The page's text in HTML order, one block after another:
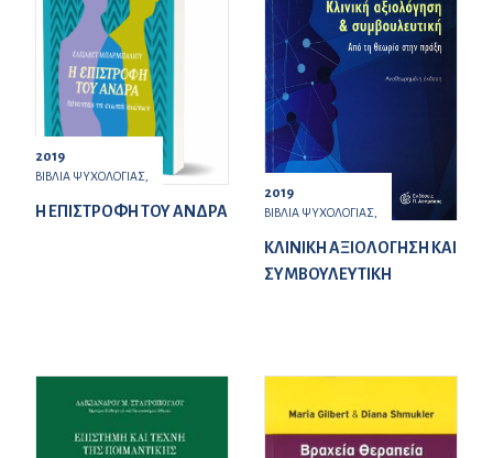
2019
ΒΙΒΛΙΑ ΨΥΧΟΛΟΓΙΑΣ,
Η ΕΠΙΣΤΡΟΦΗ ΤΟΥ ΑΝΔΡΑ
2019
ΒΙΒΛΙΑ ΨΥΧΟΛΟΓΙΑΣ,
ΚΛΙΝΙΚΗ ΑΞΙΟΛΟΓΗΣΗ ΚΑΙ
ΣΥΜΒΟΥΛΕΥΤΙΚΗ